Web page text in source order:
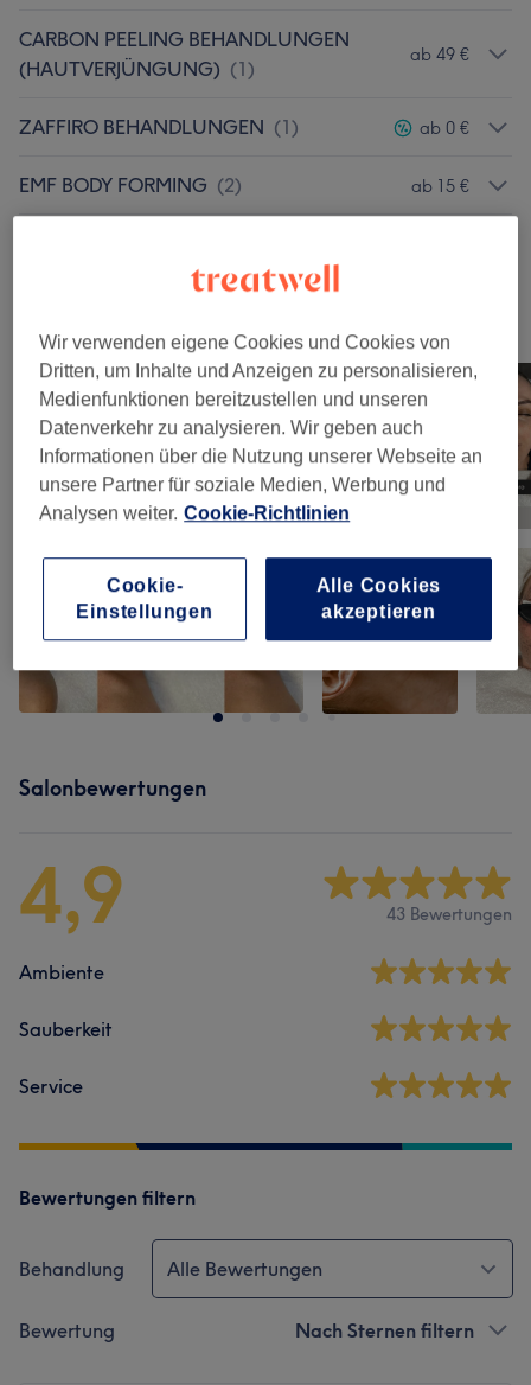
CARBON PEELING BEHANDLUNGEN
(HAUTVERJÜNGUNG) (1)
ab 49 €
ZAFFIRO BEHANDLUNGEN (1) ab 0 €
EMF BODY FORMING (2) ab 15 €
Bild anklicken für weitere Details
Salonbewertungen
4,9 43 Bewertungen
Ambiente
Sauberkeit
Service
Bewertungen filtern
Behandlung Alle Bewertungen
Bewertung Nach Sternen filtern
Wir verwenden eigene Cookies und Cookies von
Dritten, um Inhalte und Anzeigen zu personalisieren,
Medienfunktionen bereitzustellen und unseren
Datenverkehr zu analysieren. Wir geben auch
Informationen über die Nutzung unserer Webseite an
unsere Partner für soziale Medien, Werbung und
Analysen weiter. Cookie-Richtlinien
Cookie-
Einstellungen
Alle Cookies
akzeptieren